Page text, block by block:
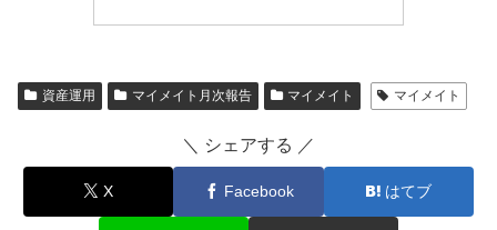
資産運用 マイメイト月次報告 マイメイト マイメイト
＼ シェアする ／
X Facebook はてブ